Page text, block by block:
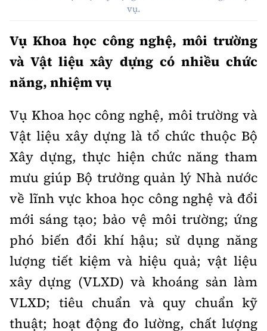
Mời thầu - Đấu thầu
Thi viết về GTVT
360 độ thể thao
Tư vấn
Thời sự Quốc tế
Hồ sơ tài liệu
Thế giới giao thông
Thế giới xây dựng
Đi ++
Du lịch
Lối sống
Ẩm thực
Video
Khám phá
Camera giao thông
Câu chuyện giao thông
Giải trí - Thể thao
Cơ quan chủ quản: Bộ Xây dựng
Giấy phép số: 03/GP-BVHTTDL, cấp ngày 1/4/2025.
Tòa soạn: Số 2 Nguyễn Công Hoan, phường Giảng Võ,
Hà Nội.
Tổng biên tập: Nguyễn Thị Hồng Nga
Phó Tổng biên tập: Nguyễn Sơn Tùng,
Nguyễn Đức Thắng, La Đức Hùng
vụ.
Vụ Khoa học công nghệ, môi trường
và Vật liệu xây dựng có nhiều chức
năng, nhiệm vụ
Vụ Khoa học công nghệ, môi trường và
Vật liệu xây dựng là tổ chức thuộc Bộ
Xây dựng, thực hiện chức năng tham
mưu giúp Bộ trưởng quản lý Nhà nước
về lĩnh vực khoa học công nghệ và đổi
mới sáng tạo; bảo vệ môi trường; ứng
phó biến đổi khí hậu; sử dụng năng
lượng tiết kiệm và hiệu quả; vật liệu
xây dựng (VLXD) và khoáng sản làm
VLXD; tiêu chuẩn và quy chuẩn kỹ
thuật; hoạt động đo lường, chất lượng